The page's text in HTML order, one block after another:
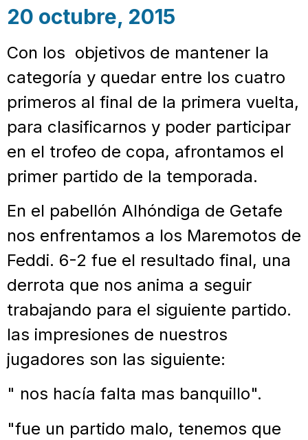
20 octubre, 2015
Con los objetivos de mantener la
categoría y quedar entre los cuatro
primeros al final de la primera vuelta,
para clasificarnos y poder participar
en el trofeo de copa, afrontamos el
primer partido de la temporada.
En el pabellón Alhóndiga de Getafe
nos enfrentamos a los Maremotos de
Feddi. 6-2 fue el resultado final, una
derrota que nos anima a seguir
trabajando para el siguiente partido.
las impresiones de nuestros
jugadores son las siguiente:
" nos hacía falta mas banquillo".
"fue un partido malo, tenemos que